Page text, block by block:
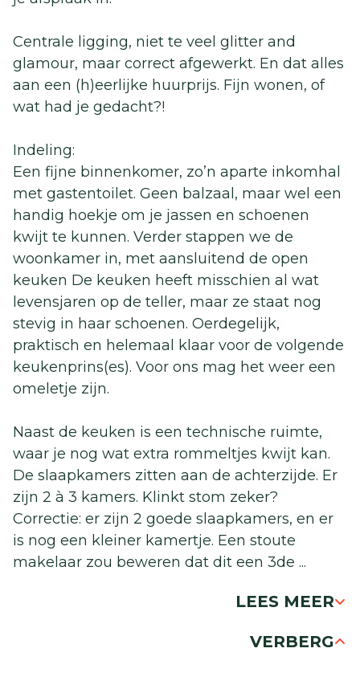
Centrale ligging, niet te veel glitter and
glamour, maar correct afgewerkt. En dat alles
aan een (h)eerlijke huurprijs. Fijn wonen, of
wat had je gedacht?!
Indeling:
Een fijne binnenkomer, zo’n aparte inkomhal
met gastentoilet. Geen balzaal, maar wel een
handig hoekje om je jassen en schoenen
kwijt te kunnen. Verder stappen we de
woonkamer in, met aansluitend de open
keuken De keuken heeft misschien al wat
levensjaren op de teller, maar ze staat nog
stevig in haar schoenen. Oerdegelijk,
praktisch en helemaal klaar voor de volgende
keukenprins(es). Voor ons mag het weer een
omeletje zijn.
Naast de keuken is een technische ruimte,
waar je nog wat extra rommeltjes kwijt kan.
De slaapkamers zitten aan de achterzijde. Er
zijn 2 à 3 kamers. Klinkt stom zeker?
Correctie: er zijn 2 goede slaapkamers, en er
is nog een kleiner kamertje. Een stoute
makelaar zou beweren dat dit een 3de ...
LEES MEER
VERBERG